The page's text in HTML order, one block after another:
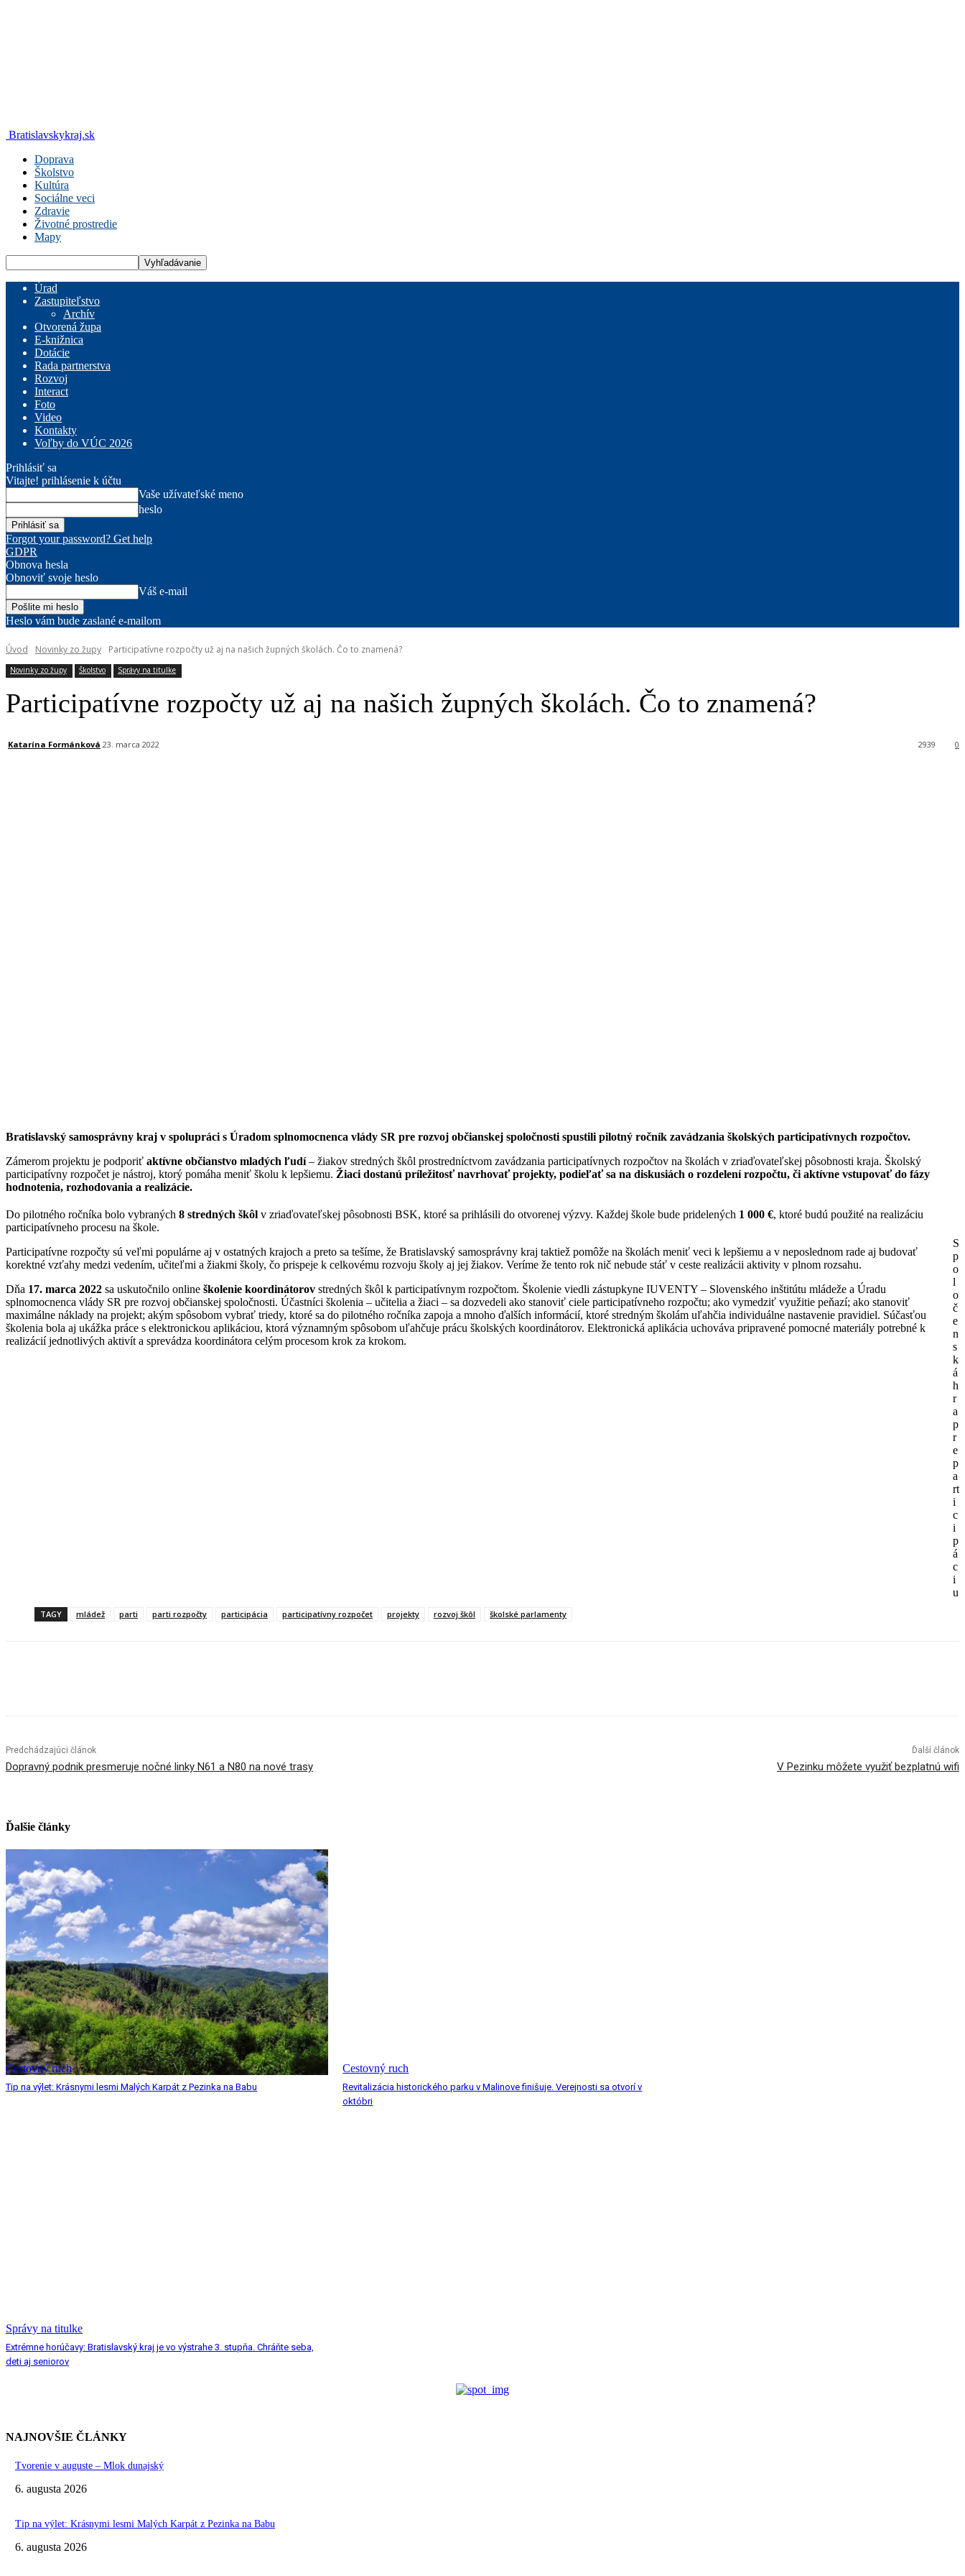
Bratislavskykraj.sk
Doprava
Školstvo
Kultúra
Sociálne veci
Zdravie
Životné prostredie
Mapy
Úrad
Zastupiteľstvo
Archív
Otvorená župa
E-knižnica
Dotácie
Rada partnerstva
Rozvoj
Interact
Foto
Video
Kontakty
Voľby do VÚC 2026
Prihlásiť sa
Vitajte! prihlásenie k účtu
Vaše užívateľské meno
heslo
Forgot your password? Get help
GDPR
Obnova hesla
Obnoviť svoje heslo
Váš e-mail
Heslo vám bude zaslané e-mailom
Úvod Novinky zo župy Participatívne rozpočty už aj na našich župných školách. Čo to znamená?
Novinky zo župy Školstvo Správy na titulke
Participatívne rozpočty už aj na našich župných školách. Čo to znamená?
Katarína Formánková 23. marca 2022 0
2939
Bratislavský samosprávny kraj v spolupráci s Úradom splnomocnenca vlády SR pre rozvoj občianskej spoločnosti spustili pilotný ročník zavádzania školských participatívnych rozpočtov.
Zámerom projektu je podporiť aktívne občianstvo mladých ľudí– žiakov stredných škôl prostredníctvom zavádzania participatívnych rozpočtov na školách v zriaďovateľskej pôsobnosti kraja. Školský
participatívny rozpočet je nástroj, ktorý pomáha meniť školu k lepšiemu. Žiaci dostanú príležitosť navrhovať projekty, podieľať sa na diskusiách o rozdelení rozpočtu, či aktívne vstupovať do fázy
hodnotenia, rozhodovania a realizácie.
S
p
o
l
o
č
e
n
s
k
á
h
r
a
p
r
e
p
a
rt
i
c
i
p
á
c
i
u
Do pilotného ročníka bolo vybraných 8 stredných škôl v zriaďovateľskej pôsobnosti BSK, ktoré sa prihlásili do otvorenej výzvy. Každej škole bude pridelených 1 000 €, ktoré budú použité na realizáciu
participatívneho procesu na škole.
Participatívne rozpočty sú veľmi populárne aj v ostatných krajoch a preto sa tešíme, že Bratislavský samosprávny kraj taktiež pomôže na školách meniť veci k lepšiemu a v neposlednom rade aj budovať
korektné vzťahy medzi vedením, učiteľmi a žiakmi školy, čo prispeje k celkovému rozvoju školy aj jej žiakov. Veríme že tento rok nič nebude stáť v ceste realizácii aktivity v plnom rozsahu.
Dňa 17. marca 2022 sa uskutočnilo online školenie koordinátorov stredných škôl k participatívnym rozpočtom. Školenie viedli zástupkyne IUVENTY – Slovenského inštitútu mládeže a Úradu
splnomocnenca vlády SR pre rozvoj občianskej spoločnosti. Účastníci školenia – učitelia a žiaci – sa dozvedeli ako stanoviť ciele participatívneho rozpočtu; ako vymedziť využitie peňazí; ako stanoviť
maximálne náklady na projekt; akým spôsobom vybrať triedy, ktoré sa do pilotného ročníka zapoja a mnoho ďalších informácií, ktoré stredným školám uľahčia individuálne nastavenie pravidiel. Súčasťou
školenia bola aj ukážka práce s elektronickou aplikáciou, ktorá významným spôsobom uľahčuje prácu školských koordinátorov. Elektronická aplikácia uchováva pripravené pomocné materiály potrebné k
realizácií jednotlivých aktivít a sprevádza koordinátora celým procesom krok za krokom.
TAGY mládež parti parti rozpočty participácia participatívny rozpočet projekty rozvoj škôl školské parlamenty
Predchádzajúci článok
Dopravný podnik presmeruje nočné linky N61 a N80 na nové trasy
Ďalší článok
V Pezinku môžete využiť bezplatnú wifi
Ďalšie články
Cestovný ruch
Tip na výlet: Krásnymi lesmi Malých Karpát z Pezinka na Babu
Cestovný ruch
Revitalizácia historického parku v Malinove finišuje. Verejnosti sa otvorí v
októbri
Správy na titulke
Extrémne horúčavy: Bratislavský kraj je vo výstrahe 3. stupňa. Chráňte seba,
deti aj seniorov
NAJNOVŠIE ČLÁNKY
Tvorenie v auguste – Mlok dunajský
6. augusta 2026
Tip na výlet: Krásnymi lesmi Malých Karpát z Pezinka na Babu
6. augusta 2026